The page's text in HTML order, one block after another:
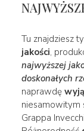
Tu znajdziesz
jakości,
najwyższej
doskonałych
naprawdę
niesamowitym
Grappa